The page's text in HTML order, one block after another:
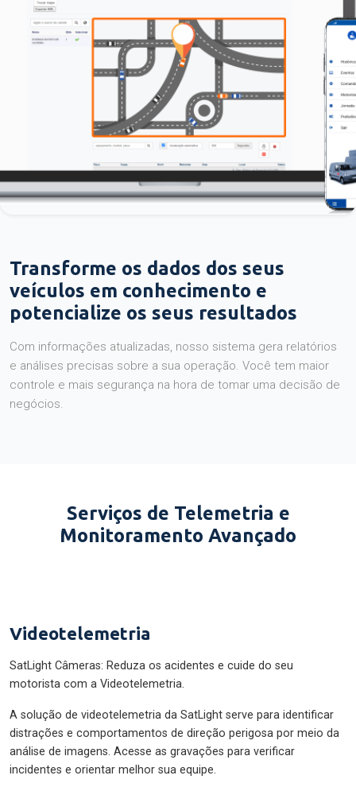
Transforme os dados dos seus
veículos em conhecimento e
potencialize os seus resultados
Com informações atualizadas, nosso sistema gera relatórios
e análises precisas sobre a sua operação. Você tem maior
controle e mais segurança na hora de tomar uma decisão de
negócios.
Serviços de Telemetria e
Monitoramento Avançado
Videotelemetria
SatLight Câmeras: Reduza os acidentes e cuide do seu
motorista com a Videotelemetria.
A solução de videotelemetria da SatLight serve para identificar
distrações e comportamentos de direção perigosa por meio da
análise de imagens. Acesse as gravações para verificar
incidentes e orientar melhor sua equipe.